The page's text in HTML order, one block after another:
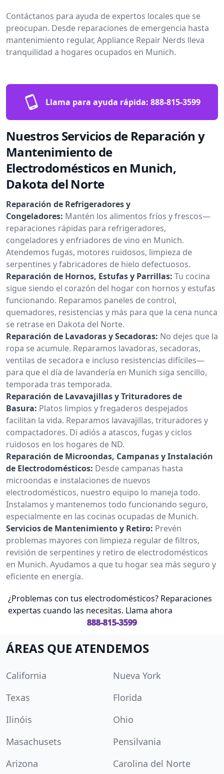
Contáctanos para ayuda de expertos locales que se
preocupan. Desde reparaciones de emergencia hasta
mantenimiento regular, Appliance Repair Nerds lleva
tranquilidad a hogares ocupados en Munich.
Llama para ayuda rápida: 888-815-3599
Nuestros Servicios de Reparación y
Mantenimiento de
Electrodomésticos en Munich,
Dakota del Norte
Reparación de Refrigeradores y
Congeladores: Mantén los alimentos fríos y frescos—
reparaciones rápidas para refrigeradores,
congeladores y enfriadores de vino en Munich.
Atendemos fugas, motores ruidosos, limpieza de
serpentines y fabricadores de hielo defectuosos.
Reparación de Hornos, Estufas y Parrillas: Tu cocina
sigue siendo el corazón del hogar con hornos y estufas
funcionando. Reparamos paneles de control,
quemadores, resistencias y más para que la cena nunca
se retrase en Dakota del Norte.
Reparación de Lavadoras y Secadoras: No dejes que la
ropa se acumule. Reparamos lavadoras, secadoras,
ventilas de secadora e incluso resistencias difíciles—
para que el día de lavandería en Munich siga sencillo,
temporada tras temporada.
Reparación de Lavavajillas y Trituradores de
Basura: Platos limpios y fregaderos despejados
facilitan la vida. Reparamos lavavajillas, trituradores y
compactadores. Di adiós a atascos, fugas y ciclos
ruidosos en los hogares de ND.
Reparación de Microondas, Campanas y Instalación
de Electrodomésticos: Desde campanas hasta
microondas e instalaciones de nuevos
electrodomésticos, nuestro equipo lo maneja todo.
Instalamos y mantenemos todo funcionando seguro,
especialmente en las cocinas ocupadas de Munich.
Servicios de Mantenimiento y Retiro: Prevén
problemas mayores con limpieza regular de filtros,
revisión de serpentines y retiro de electrodomésticos
en Munich. Ayudamos a que tu hogar sea más seguro y
eficiente en energía.
¿Problemas con tus electrodomésticos? Reparaciones
expertas cuando las necesitas. Llama ahora
888-815-3599
ÁREAS QUE ATENDEMOS
California
Nueva York
Texas
Florida
Ilinóis
Ohio
Masachusets
Pensilvania
Arizona
Carolina del Norte